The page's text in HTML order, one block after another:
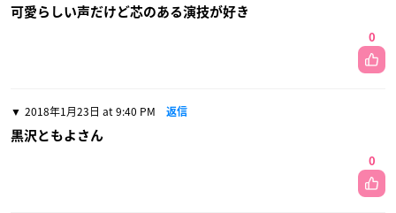
可愛らしい声だけど芯のある演技が好き
0
2018年1月23日 at 9:40 PM 返信
黒沢ともよさん
0